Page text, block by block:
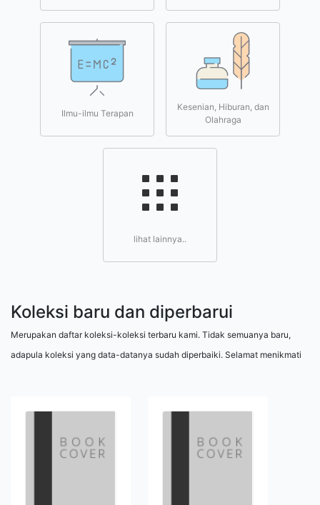
Ilmu-ilmu Terapan
Kesenian, Hiburan, dan
Olahraga
lihat lainnya..
Koleksi baru dan diperbarui
Merupakan daftar koleksi-koleksi terbaru kami. Tidak semuanya baru,
adapula koleksi yang data-datanya sudah diperbaiki. Selamat menikmati